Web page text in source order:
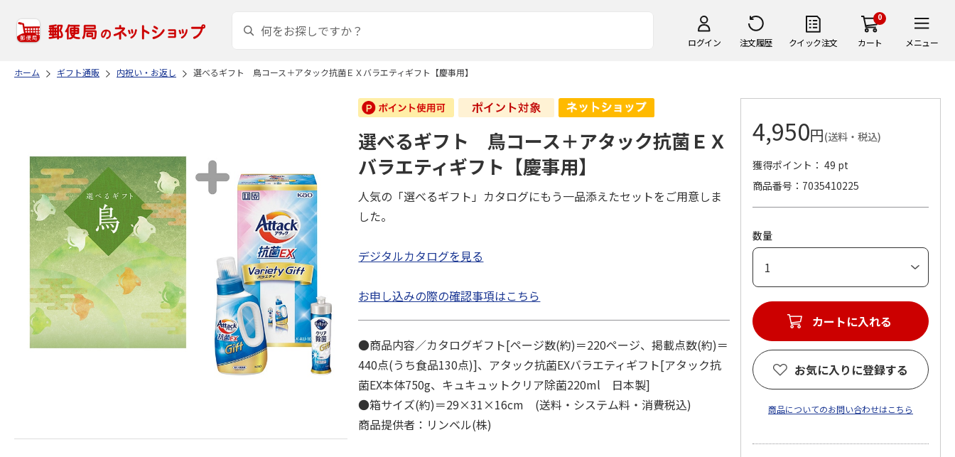
ログイン 注文履歴 クイック注文
0
カート メニュー
ホーム ギフト通販 内祝い・お返し 選べるギフト 鳥コース＋アタック抗菌ＥＸバラエティギフト【慶事用】
選べるギフト 鳥コース＋アタック抗菌ＥＸ
バラエティギフト【慶事用】
人気の「選べるギフト」カタログにもう一品添えたセットをご用意しま
した。
デジタルカタログを見る
お申し込みの際の確認事項はこちら
●商品内容／カタログギフト[ページ数(約)＝220ページ、掲載点数(約)＝
440点(うち食品130点)]、アタック抗菌EXバラエティギフト[アタック抗
菌EX本体750g、キュキュットクリア除菌220ml 日本製]
●箱サイズ(約)＝29×31×16cm (送料・システム料・消費税込)
商品提供者：リンベル(株)
4,950円(送料・税込)
獲得ポイント： 49 pt
商品番号
7035410225
数量
カートに入れる
お気に入りに登録する
商品についてのお問い合わせはこちら